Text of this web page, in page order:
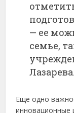
— ее
семье,
Лазарева.
Еще одно
инновационные